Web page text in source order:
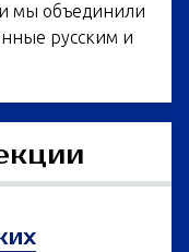
мы объединили
русским и